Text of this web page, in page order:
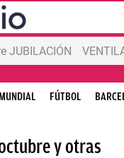
JUBILACIÓN
MUNDIAL FÚTBOL
y otras